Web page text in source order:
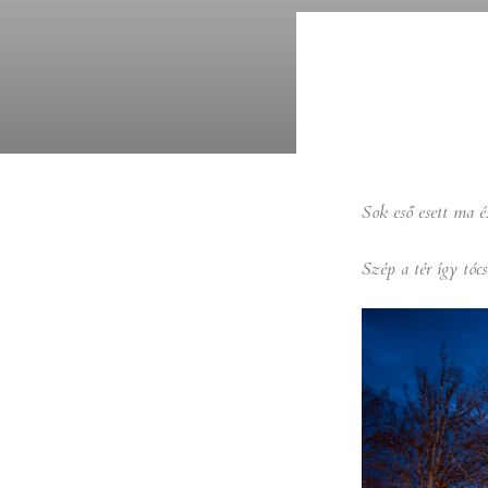
Sok eső esett ma
Szép a tér így